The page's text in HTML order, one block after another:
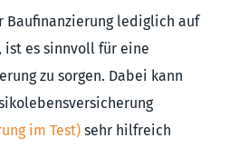
Baufinanzierung lediglich auf
ist es sinnvoll für eine
zu sorgen. Dabei kann
im Test) sehr hilfreich